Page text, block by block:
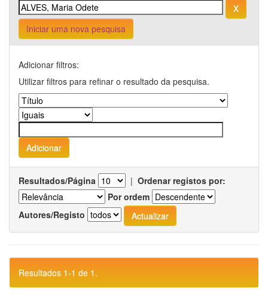
Iniciar uma nova pesquisa
Adicionar filtros:
Utilizar filtros para refinar o resultado da pesquisa.
Resultados/Página | Ordenar registos por:
Por ordem
Autores/Registo
Resultados 1-1 de 1.